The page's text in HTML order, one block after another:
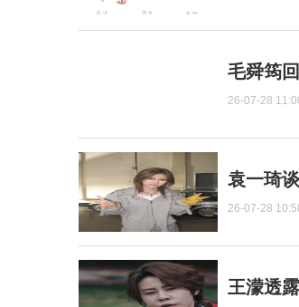
毛舜筠
26-07-28
袁一琦
26-07-28
王濛透